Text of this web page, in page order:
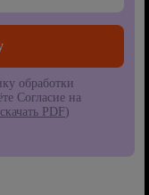
обработки
Согласие на
скачать PDF)